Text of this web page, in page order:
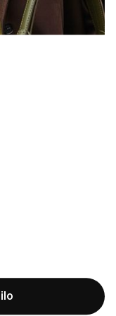
perfecto?